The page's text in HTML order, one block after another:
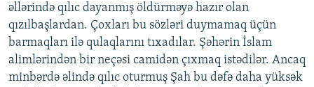
əllərində qılıc dayanmış öldürməyə hazır olan
qızılbaşlardan. Çoxları bu sözləri duymamaq üçün
barmaqları ilə qulaqlarını tıxadılar. Şəhərin İslam
alimlərindən bir neçəsi camidən çıxmaq istədilər. Ancaq
minbərdə əlində qılıc oturmuş Şah bu dəfə daha yüksək